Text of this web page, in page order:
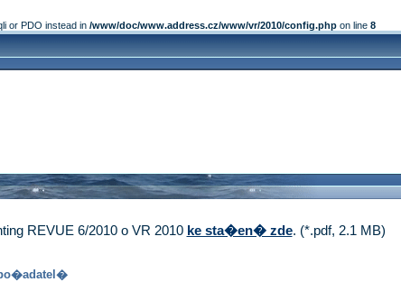
or PDO instead in /www/doc/www.address.cz/www/vr/2010/config.php on line 8
REVUE 6/2010 o VR 2010 ke sta�en� zde. (*.pdf, 2.1 MB)